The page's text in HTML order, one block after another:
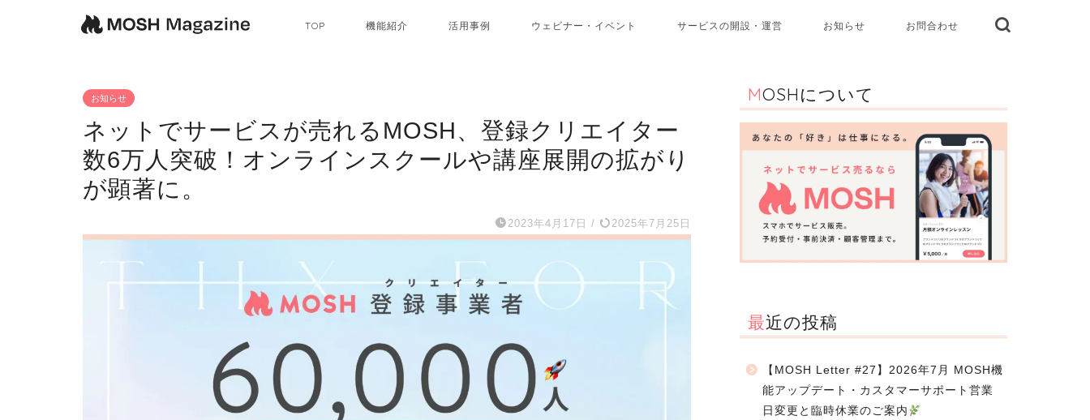
TOP 機能紹介 活用事例 ウェビナー・イベント サービスの開設・運営 お知らせ お問合わせ
お知らせ
ネットでサービスが売れるMOSH、登録クリエイター
数6万人突破！オンラインスクールや講座展開の拡がり
が顕著に。
2023年4月17日 / 2025年7月25日
MOSHについて
最近の投稿
【MOSH Letter #27】2026年7月 MOSH機
能アップデート・カスタマーサポート営業
日変更と臨時休業のご案内